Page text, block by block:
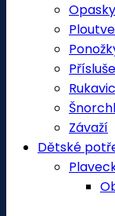
Opasky
Ploutve
Závaží
Dětské